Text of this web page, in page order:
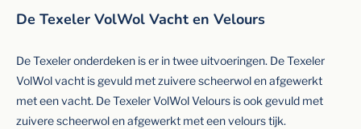
De Texeler VolWol Vacht en Velours
De Texeler onderdeken is er in twee uitvoeringen. De Texeler
VolWol vacht is gevuld met zuivere scheerwol en afgewerkt
met een vacht. De Texeler VolWol Velours is ook gevuld met
zuivere scheerwol en afgewerkt met een velours tijk.